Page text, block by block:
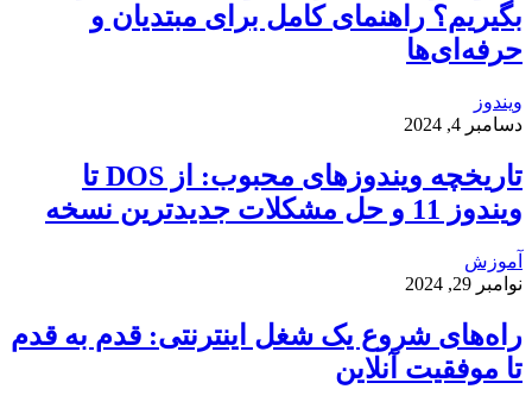
بگیریم؟ راهنمای کامل برای مبتدیان و
حرفه‌ای‌ها
ویندوز
دسامبر 4, 2024
تاریخچه ویندوزهای محبوب: از DOS تا
ویندوز 11 و حل مشکلات جدیدترین نسخه
آموزش
نوامبر 29, 2024
راه‌های شروع یک شغل اینترنتی: قدم به قدم
تا موفقیت آنلاین